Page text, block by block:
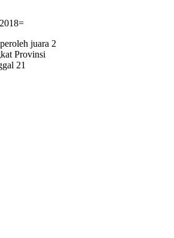
juara 2
Provinsi
21